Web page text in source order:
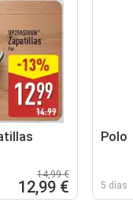
14,99 €
12,99 €
Polo
5 días